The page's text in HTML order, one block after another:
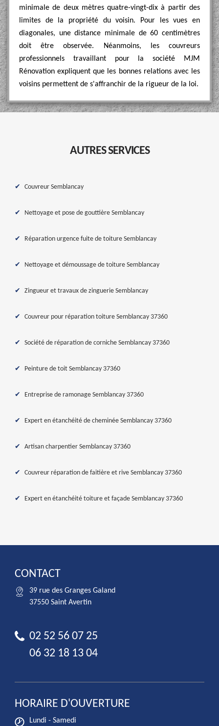
minimale de deux mètres quatre-vingt-dix à partir des
limites de la propriété du voisin. Pour les vues en
diagonales, une distance minimale de 60 centimètres
doit être observée. Néanmoins, les couvreurs
professionnels travaillant pour la société MJM
Rénovation expliquent que les bonnes relations avec les
voisins permettent de s'affranchir de la rigueur de la loi.
AUTRES SERVICES
Couvreur Semblancay
Nettoyage et pose de gouttière Semblancay
Réparation urgence fuite de toiture Semblancay
Nettoyage et démoussage de toiture Semblancay
Zingueur et travaux de zinguerie Semblancay
Couvreur pour réparation toiture Semblancay 37360
Société de réparation de corniche Semblancay 37360
Peinture de toit Semblancay 37360
Entreprise de ramonage Semblancay 37360
Expert en étanchéité de cheminée Semblancay 37360
Artisan charpentier Semblancay 37360
Couvreur réparation de faitière et rive Semblancay 37360
Expert en étanchéité toiture et façade Semblancay 37360
CONTACT
39 rue des Granges Galand
37550 Saint Avertin
02 52 56 07 25
06 32 18 13 04
HORAIRE D'OUVERTURE
Lundi - Samedi